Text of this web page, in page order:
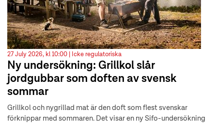
27 July 2026, kl 10:00 | Icke regulatoriska
Ny undersökning: Grillkol slår
jordgubbar som doften av svensk
sommar
Grillkol och nygrillad mat är den doft som flest svenskar
förknippar med sommaren. Det visar en ny Sifo-undersökning